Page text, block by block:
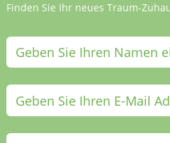
Finden Sie Ihr neues Traum-